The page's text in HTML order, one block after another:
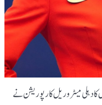
دہلی میٹرو ریل کارپوریشن نے